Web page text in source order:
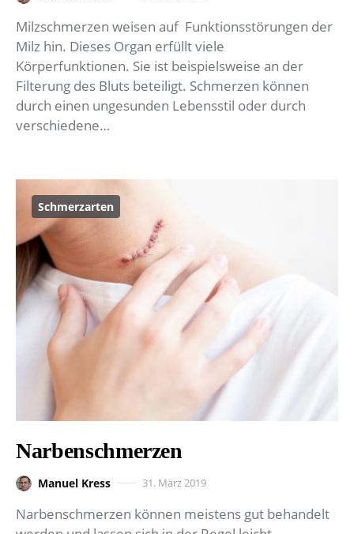
Milzschmerzen weisen auf Funktionsstörungen der
Milz hin. Dieses Organ erfüllt viele
Körperfunktionen. Sie ist beispielsweise an der
Filterung des Bluts beteiligt. Schmerzen können
durch einen ungesunden Lebensstil oder durch
verschiedene…
Schmerzarten
Narbenschmerzen
Manuel Kress 31. März 2019
Narbenschmerzen können meistens gut behandelt